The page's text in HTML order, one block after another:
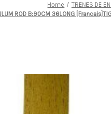
Home TRENES DE
ROD B:90CM 36LONG